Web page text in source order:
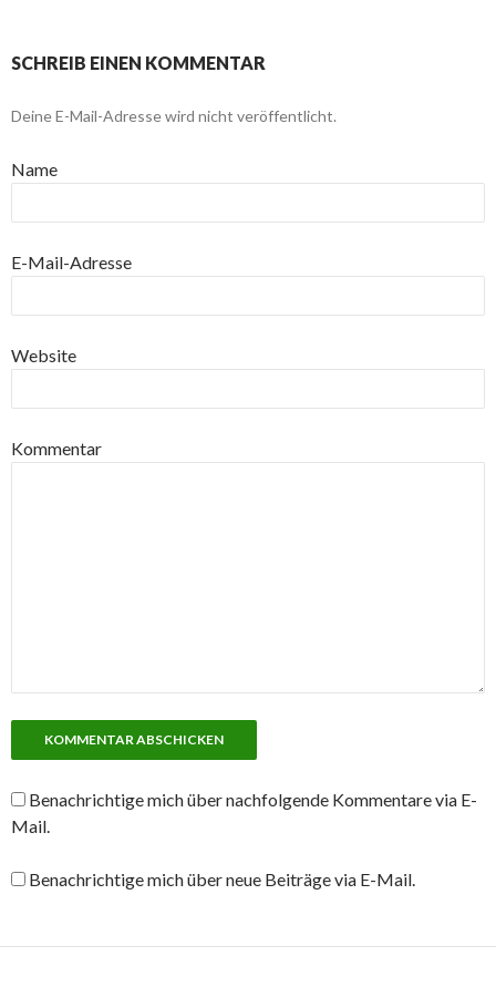
SCHREIB EINEN KOMMENTAR
Deine E-Mail-Adresse wird nicht veröffentlicht.
Name
E-Mail-Adresse
Website
Kommentar
Benachrichtige mich über nachfolgende Kommentare via E-
Mail.
Benachrichtige mich über neue Beiträge via E-Mail.